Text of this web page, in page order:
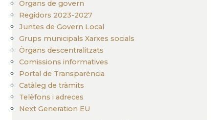
CONTRACTANT
ANUNCIS
Òrgans de govern
Regidors 2023-2027
Juntes de Govern Local
Grups municipals Xarxes socials
Òrgans descentralitzats
Comissions informatives
Portal de Transparència
Catàleg de tràmits
Telèfons i adreces
Next Generation EU